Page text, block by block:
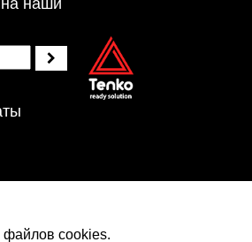
файлов cookies.